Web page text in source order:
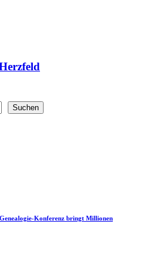
Suchen
Konferenz bringt Millionen